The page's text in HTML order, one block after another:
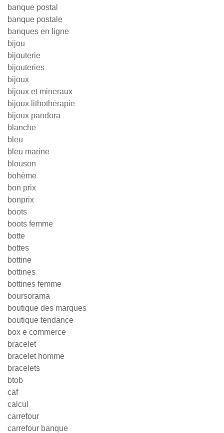
banque postal
banque postale
banques en ligne
bijou
bijouterie
bijouteries
bijoux
bijoux et mineraux
bijoux lithothérapie
bijoux pandora
blanche
bleu
bleu marine
blouson
bohème
bon prix
bonprix
boots
boots femme
botte
bottes
bottine
bottines
bottines femme
boursorama
boutique des marques
boutique tendance
box e commerce
bracelet
bracelet homme
bracelets
btob
caf
calcul
carrefour
carrefour banque